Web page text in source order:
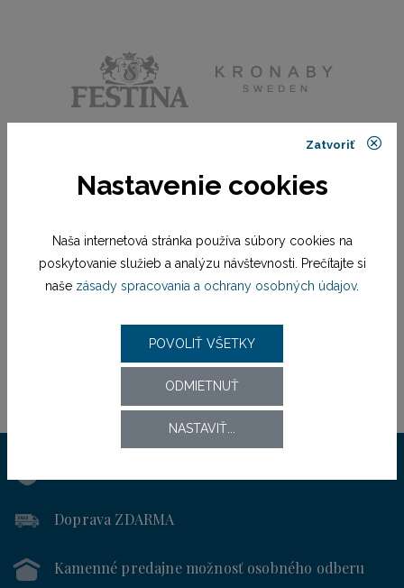
Doprava ZDARMA
Kamenné predajnemožnosť osobného odberu
Zatvoriť
Nastavenie cookies
Naša internetová stránka používa súbory cookies na
poskytovanie služieb a analýzu návštevnosti. Prečítajte si
naše zásady spracovania a ochrany osobných údajov.
POVOLIŤ VŠETKY
ODMIETNUŤ
NASTAVIŤ...